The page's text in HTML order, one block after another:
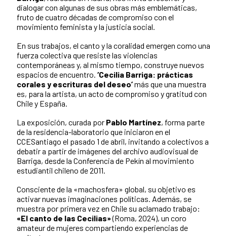
dialogar con algunas de sus obras más emblemáticas,
fruto de cuatro décadas de compromiso con el
movimiento feminista y la justicia social.
En sus trabajos, el canto y la coralidad emergen como una
fuerza colectiva que resiste las violencias
contemporáneas y, al mismo tiempo, construye nuevos
espacios de encuentro. ‘Cecilia Barriga: prácticas
corales y escrituras del deseo’más que una muestra
es, para la artista, un acto de compromiso y gratitud con
Chile y España.
La exposición, curada por Pablo Martínez, forma parte
de la residencia-laboratorio que iniciaron en el
CCESantiago el pasado 1 de abril, invitando a colectivos a
debatir a partir de imágenes del archivo audiovisual de
Barriga, desde la Conferencia de Pekín al movimiento
estudiantil chileno de 2011.
Consciente de la «machosfera» global, su objetivo es
activar nuevas imaginaciones políticas. Además, se
muestra por primera vez en Chile su aclamado trabajo:
«El canto de las Cecilias»(Roma, 2024), un coro
amateur de mujeres compartiendo experiencias de